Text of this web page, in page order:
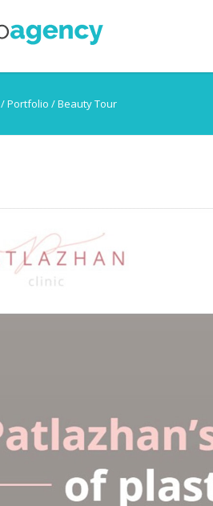
/ Portfolio / Beauty Tour